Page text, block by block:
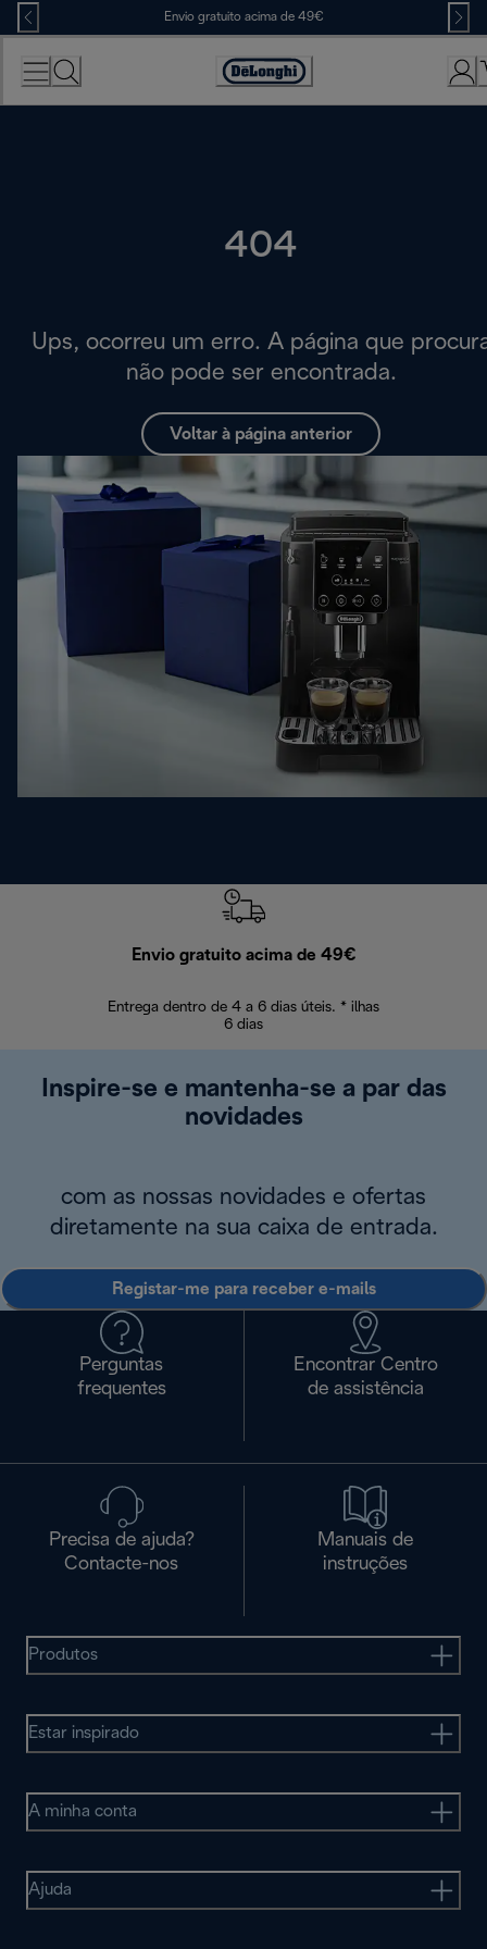
Skip
to
Content
Envio gratuito acima de 49€
Accessibility
Statement
404
Ups, ocorreu um erro. A página que
não pode ser encontrada.
Voltar à página anterior
Envio gratuito acima de 49€
Entrega dentro de 4 a 6 dias úteis. * ilhas
6 dias
Inspire-se e mantenha-se a par das
novidades
com as nossas novidades e ofertas
diretamente na sua caixa de entrada.
Registar-me para receber e-mails
Perguntas
frequentes
Encontrar Centro
de assistência
Precisa de ajuda?
Contacte-nos
Manuais de
instruções
Produtos
Estar inspirado
A minha conta
Ajuda